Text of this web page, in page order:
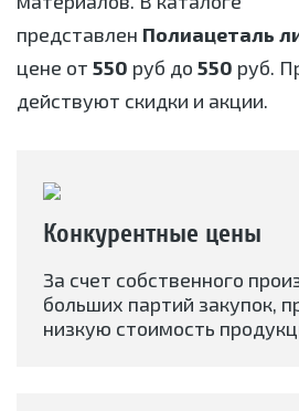
представлен Полиацеталь
цене от 550 руб до 550 руб.
действуют скидки и акции.
Конкурентные цены
За счет собственного
больших партий закупок,
низкую стоимость